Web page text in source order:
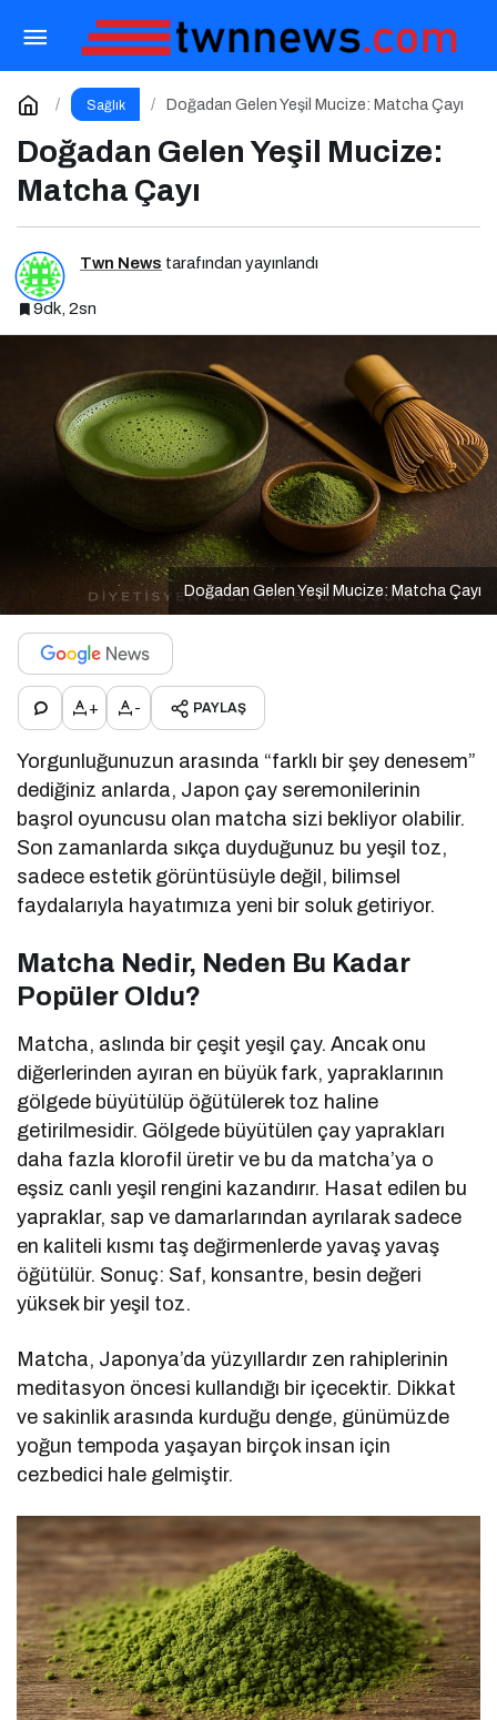
Sağlık Doğadan Gelen Yeşil Mucize: Matcha Çayı
Doğadan Gelen Yeşil Mucize:
Matcha Çayı
Twn News tarafından yayınlandı
9dk, 2sn
Doğadan Gelen Yeşil Mucize: Matcha Çayı
+ - PAYLAŞ
Yorgunluğunuzun arasında “farklı bir şey denesem”
dediğiniz anlarda, Japon çay seremonilerinin
başrol oyuncusu olan matcha sizi bekliyor olabilir.
Son zamanlarda sıkça duyduğunuz bu yeşil toz,
sadece estetik görüntüsüyle değil, bilimsel
faydalarıyla hayatımıza yeni bir soluk getiriyor.
Matcha Nedir, Neden Bu Kadar
Popüler Oldu?
Matcha, aslında bir çeşit yeşil çay. Ancak onu
diğerlerinden ayıran en büyük fark, yapraklarının
gölgede büyütülüp öğütülerek toz haline
getirilmesidir. Gölgede büyütülen çay yaprakları
daha fazla klorofil üretir ve bu da matcha’ya o
eşsiz canlı yeşil rengini kazandırır. Hasat edilen bu
yapraklar, sap ve damarlarından ayrılarak sadece
en kaliteli kısmı taş değirmenlerde yavaş yavaş
öğütülür. Sonuç: Saf, konsantre, besin değeri
yüksek bir yeşil toz.
Matcha, Japonya’da yüzyıllardır zen rahiplerinin
meditasyon öncesi kullandığı bir içecektir. Dikkat
ve sakinlik arasında kurduğu denge, günümüzde
yoğun tempoda yaşayan birçok insan için
cezbedici hale gelmiştir.
Vücut Algı Bozukluğu ve Özgüven Eksikliğinin
Görünmeyen Kökleri
Yorum Yap